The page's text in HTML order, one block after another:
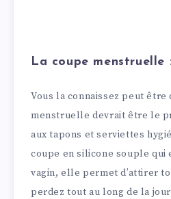
La coupe menstruelle
Vous la connaissez peut être
menstruelle devrait être le
aux tapons et serviettes
coupe en silicone souple qui
vagin, elle permet d’attirer
perdez tout au long de la